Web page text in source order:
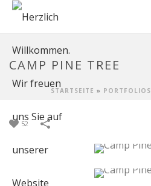
CAMP PINE TREE
STARTSEITE » PORTFOLIOS
52